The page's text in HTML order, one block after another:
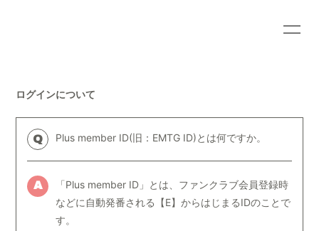
SCHEDULE
VIDEO DISCOGRAPHY
RADIO PHOTO
ログインについて
Q Plus member ID(旧：EMTG ID)とは何ですか。
A
「Plus member ID」とは、ファンクラブ会員登録時
などに自動発番される【E】からはじまるIDのことで
す。